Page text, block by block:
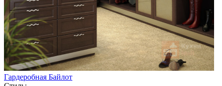
Гардеробная Байлот